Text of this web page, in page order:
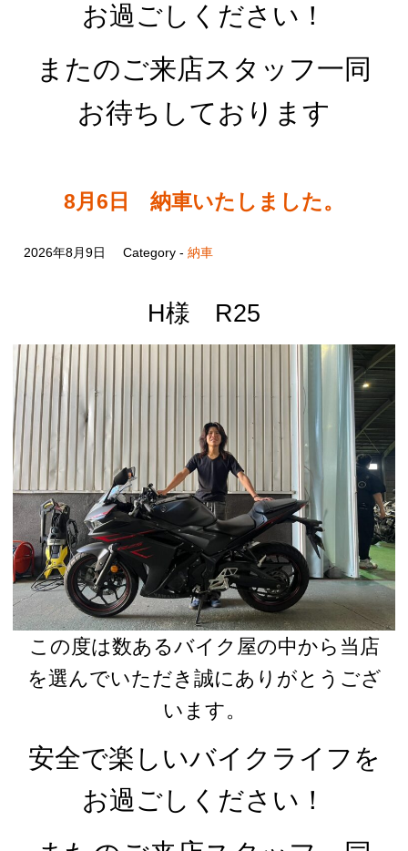
お過ごしください！
またのご来店スタッフ一同
お待ちしております
8月6日 納車いたしました。
2026年8月9日 Category - 納車
H様 R25
この度は数あるバイク屋の中から当店
を選んでいただき誠にありがとうござ
います。
安全で楽しいバイクライフを
お過ごしください！